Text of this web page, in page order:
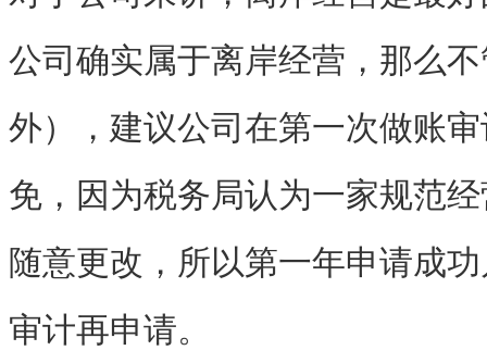
公司确实属于离岸经营，那么
外），建议公司在第一次做账
免，因为税务局认为一家规范
随意更改，所以第一年申请成
审计再申请。